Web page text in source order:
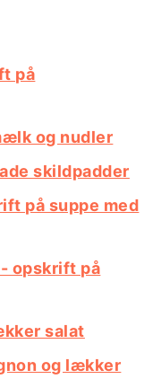
på
og nudler
skildpadder
på suppe med
opskrift på
salat
og lækker